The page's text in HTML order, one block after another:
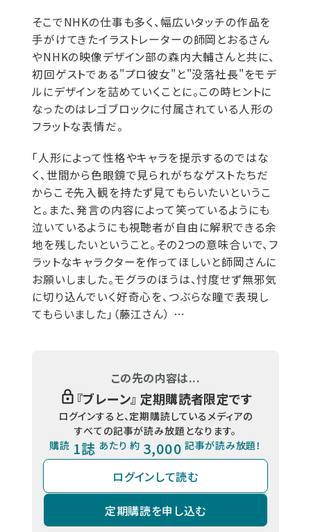
そこでNHKの仕事も多く、幅広いタッチの作品を
手がけてきたイラストレーターの師岡とおるさん
やNHKの映像デザイン部の森内大輔さんと共に、
初回ゲストである"プロ彼女"と"没落社長"をモデ
ルにデザインを詰めていくことに。この時ヒントに
なったのはレゴブロックに付属されている人形の
フラットな表情だ。
「人形によって性格やキャラを提示するのではな
く、世間から色眼鏡で見られがちなゲストたちだ
からこそ先入観を持たず見てもらいたいというこ
と。また、発言の内容によって笑っているようにも
泣いているようにも視聴者が自由に解釈できる余
地を残したいということ。その2つの意味合いで、フ
ラットなキャラクターを作ってほしいと師岡さんに
お願いしました。モグラのほうは、忖度せず無邪気
に切り込んでいく好奇心を、つぶらな瞳で表現し
てもらいました」（藤江さん） …
この先の内容は...
『ブレーン』 定期購読者限定です
ログインすると、定期購読しているメディアの
すべての記事が読み放題となります。
購読 1誌 あたり 約 3,000 記事が読み放題！
ログインして読む
定期購読を申し込む